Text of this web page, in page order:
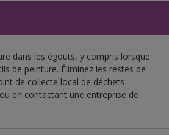
dans les égouts, y compris lorsque
de peinture. Éliminez les restes de
de collecte local de déchets
en contactant une entreprise de